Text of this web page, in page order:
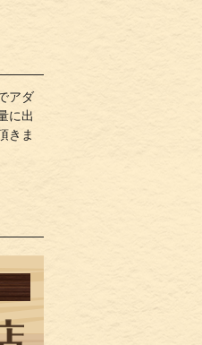
アダ
に出
きま